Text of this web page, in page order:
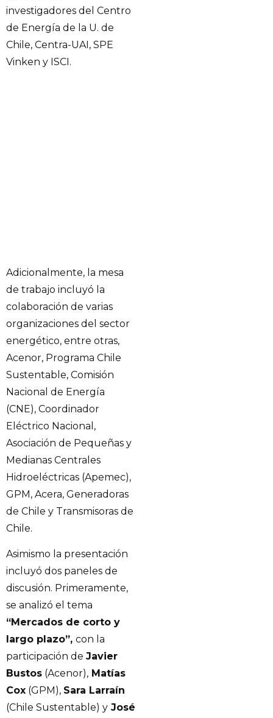
investigadores del Centro
de Energía de la U. de
Chile, Centra-UAI, SPE
Vinken y ISCI.
Adicionalmente, la mesa
de trabajo incluyó la
colaboración de varias
organizaciones del sector
energético, entre otras,
Acenor, Programa Chile
Sustentable, Comisión
Nacional de Energía
(CNE), Coordinador
Eléctrico Nacional,
Asociación de Pequeñas y
Medianas Centrales
Hidroeléctricas (Apemec),
GPM, Acera, Generadoras
de Chile y Transmisoras de
Chile.
Asimismo la presentación
incluyó dos paneles de
discusión. Primeramente,
se analizó el tema
“Mercados de corto y
largo plazo”, con la
participación de Javier
Bustos (Acenor), Matías
Cox (GPM), Sara Larraín
(Chile Sustentable) y José